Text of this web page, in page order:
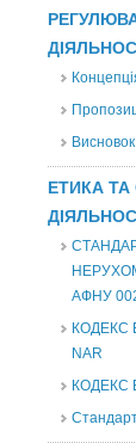
ЕТИКА ТА
АФНУ
КОДЕКС
NAR
КОДЕКС